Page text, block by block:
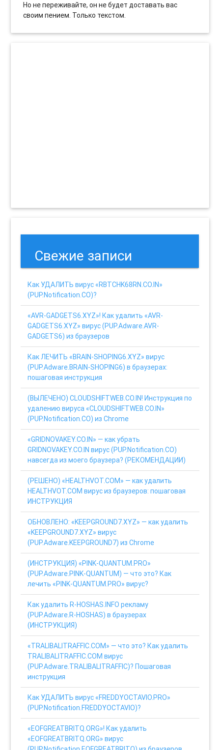
Но не переживайте, он не будет доставать вас
своим пением. Только текстом.
Свежие записи
Как УДАЛИТЬ вирус «RBTCHK68RN.CO.IN»
(PUP.Notification.CO)?
«AVR-GADGETS6.XYZ»! Как удалить «AVR-
GADGETS6.XYZ» вирус (PUP.Adware.AVR-
GADGETS6) из браузеров
Как ЛЕЧИТЬ «BRAIN-SHOPING6.XYZ» вирус
(PUP.Adware.BRAIN-SHOPING6) в браузерах:
пошаговая инструкция
(ВЫЛЕЧЕНО) CLOUDSHIFTWEB.CO.IN! Инструкция по
удалению вируса «CLOUDSHIFTWEB.CO.IN»
(PUP.Notification.CO) из Chrome
«GRIDNOVAKEY.CO.IN» — как убрать
GRIDNOVAKEY.CO.IN вирус (PUP.Notification.CO)
навсегда из моего браузера? (РЕКОМЕНДАЦИИ)
(РЕШЕНО) «HEALTHVOT.COM» — как удалить
HEALTHVOT.COM вирус из браузеров: пошаговая
ИНСТРУКЦИЯ
ОБНОВЛЕНО: «KEEPGROUND7.XYZ» — как удалить
«KEEPGROUND7.XYZ» вирус
(PUP.Adware.KEEPGROUND7) из Chrome
(ИНСТРУКЦИЯ) «PINK-QUANTUM.PRO»
(PUP.Adware.PINK-QUANTUM) — что это? Как
лечить «PINK-QUANTUM.PRO» вирус?
Как удалить R-HOSHAS.INFO рекламу
(PUP.Adware.R-HOSHAS) в браузерах
(ИНСТРУКЦИЯ)
«TRALIBALITRAFFIC.COM» — что это? Как удалить
TRALIBALITRAFFIC.COM вирус
(PUP.Adware.TRALIBALITRAFFIC)? Пошаговая
инструкция
Как УДАЛИТЬ вирус «FREDDYOCTAVIO.PRO»
(PUP.Notification.FREDDYOCTAVIO)?
«EOFGREATBRITQ.ORG»! Как удалить
«EOFGREATBRITQ.ORG» вирус